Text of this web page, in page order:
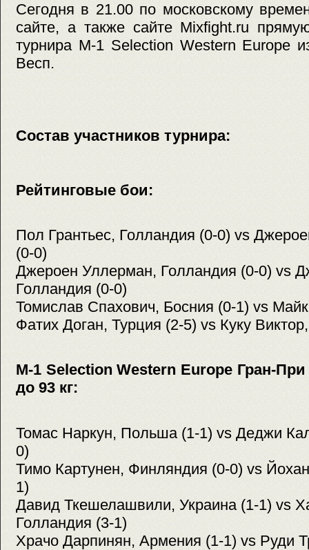
Сегодня в 21.00 по московскому
сайте, а также сайте Mixfight.ru
турнира M-1 Selection Western Europe
Весп.
Состав участников турнира:
Рейтинговые бои:
Пол Грантьес, Голландия (0-0) vs
(0-0)
Джероен Уллерман, Голландия (0-0) vs
Голландия (0-0)
Томислав Спахович, Босния (0-1) vs
Фатих Доган, Турция (2-5) vs Куку
M-1 Selection Western Europe Гран-
до 93 кг:
Томас Наркун, Польша (1-1) vs Деджи
0)
Тимо Картунен, Финляндия (0-0) vs
1)
Давид Ткешелашвили, Украина (1-1) vs
Голландия (3-1)
Храчо Дарпинян, Армения (1-1) vs Руди